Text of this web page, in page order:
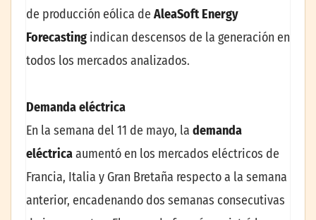
de producción eólica de AleaSoft Energy
Forecasting indican descensos de la generación en
todos los mercados analizados.
Demanda eléctrica
En la semana del 11 de mayo, la demanda
eléctricaaumentó en los mercados eléctricos de
Francia, Italia y Gran Bretaña respecto a la semana
anterior, encadenando dos semanas consecutivas